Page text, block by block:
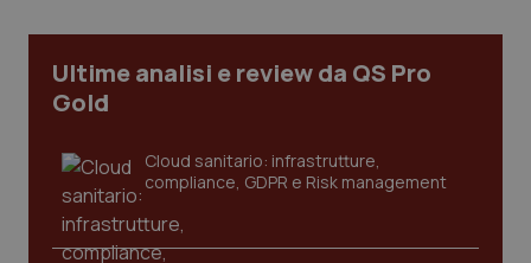
Ultime analisi e review da QS Pro
Gold
Cloud sanitario: infrastrutture,
compliance, GDPR e Risk management
sito web abilitandone funzionalità di base quali la
navigazione sulle pagine e l'accesso alle aree
protette del sito. Il sito web non è in grado di
Nome
Fornitore/
VISITOR_PRIVACY_METADATA
YouTube